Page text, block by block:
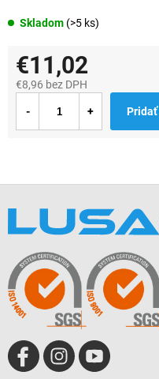
Skladom (>5 ks)
€11,02
€8,96 bez DPH
cena:
Pridať